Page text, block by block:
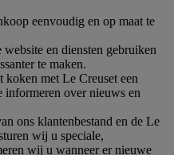
eenvoudig en op maat te
en diensten gebruiken
te maken.
met Le Creuset een
informeren over nieuws en
ons klantenbestand en de Le
wij u speciale,
wij u wanneer er nieuwe